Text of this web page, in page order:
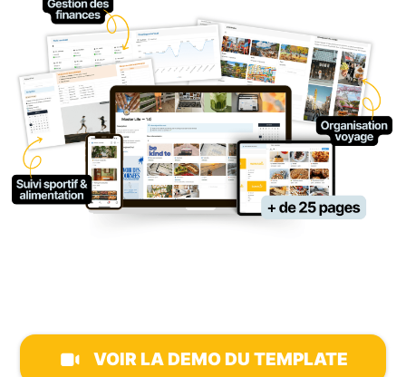
VOIR LA DEMO DU TEMPLATE